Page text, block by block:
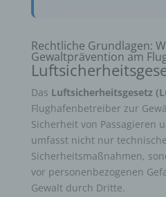
Rechtliche Grundlagen:
Gewaltprävention am
Das Luftsicherheitsgesetz
Flughafenbetreiber zur
Sicherheit von Passagieren
umfasst nicht nur technische
Sicherheitsmaßnahmen,
vor personenbezogenen
Gewalt durch Dritte.